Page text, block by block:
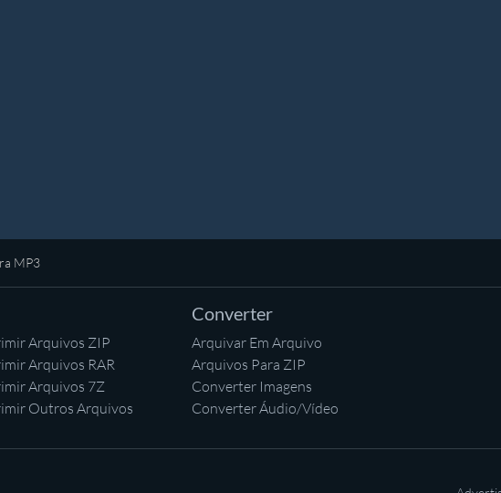
MP3
Arquivos ZIP
Arquivos RAR
Arquivos 7Z
Outros Arquivos
Converter
Arquivar Em Arquivo
Arquivos Para ZIP
Converter Imagens
Converter Áudio/Vídeo